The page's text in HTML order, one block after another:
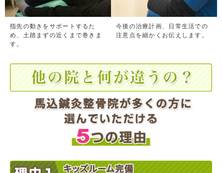
指先の動きをサポートするた
め、土踏まずの近くまで巻きま
す。
今後の治療計画、日常生活での
注意点を細かくお伝えします。